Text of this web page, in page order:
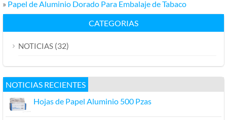
» Papel de Aluminio Dorado Para Embalaje de Tabaco
CATEGORIAS
NOTICIAS (32)
NOTICIAS RECIENTES
Hojas de Papel Aluminio 500 Pzas